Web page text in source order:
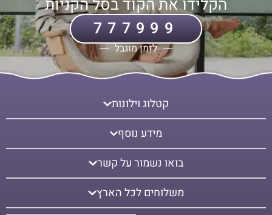
הקלידו את הקוד בסל הקניות
777999
לזמן מוגבל
קטלוג וילונות
מידע נוסף
בואו נשמור על קשר
משלוחים לכל הארץ